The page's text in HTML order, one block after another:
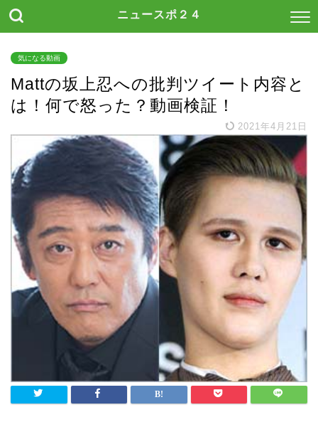
ニュースポ２４
気になる動画
Mattの坂上忍への批判ツイート内容と
は！何で怒った？動画検証！
2021年4月21日